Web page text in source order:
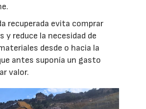
recuperada evita comprar
y reduce la necesidad de
desde o hacia la
antes suponía un gasto
valor.